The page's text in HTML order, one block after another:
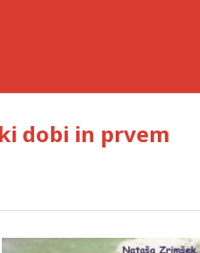
dobi in prvem